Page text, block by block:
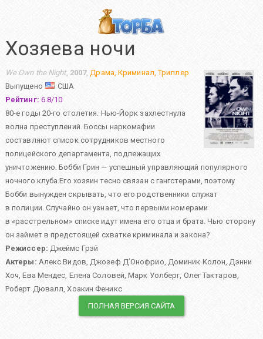
Хозяева ночи
We Own the Night, 2007,Драма,Криминал,Триллер
Выпущено
США
Рейтинг: 6.8/10
80-е годы 20-го столетия. Нью-Йорк захлестнула
волна преступлений. Боссы наркомафии
составляют список сотрудников местного
полицейского департамента, подлежащих
уничтожению. Бобби Грин — успешный управляющий популярного
ночного клуба.Его хозяин тесно связан с гангстерами, поэтому
Бобби вынужден скрывать, что его родственники служат
в полиции. Случайно он узнает, что первыми номерами
в «расстрельном» списке идут имена его отца и брата. Чью сторону
он займет в предстоящей схватке криминала и закона?
Режиссер: Джеймс Грэй
Актеры: Алекс Видов,Джозеф Д’Онофрио, Доминик Колон,Дэнни
Хоч,Ева Мендес, Елена Соловей,Марк Уолберг, Олег Тактаров,
Роберт Дювалл,Хоакин Феникс
ПОЛНАЯ ВЕРСИЯ САЙТА